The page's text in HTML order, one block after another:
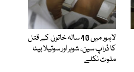
لاہور میں 40 سالہ خاتون کے قتل
کا ڈراپ سین، شوہر اور سوتیلا بیٹا
ملوث نکلے